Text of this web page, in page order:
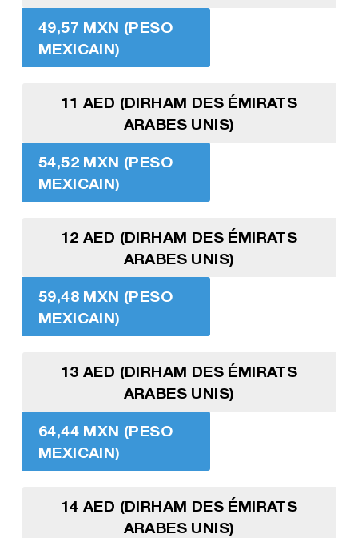
49,57 MXN (PESO
MEXICAIN)
11 AED (DIRHAM DES ÉMIRATS
ARABES UNIS)
54,52 MXN (PESO
MEXICAIN)
12 AED (DIRHAM DES ÉMIRATS
ARABES UNIS)
59,48 MXN (PESO
MEXICAIN)
13 AED (DIRHAM DES ÉMIRATS
ARABES UNIS)
64,44 MXN (PESO
MEXICAIN)
14 AED (DIRHAM DES ÉMIRATS
ARABES UNIS)